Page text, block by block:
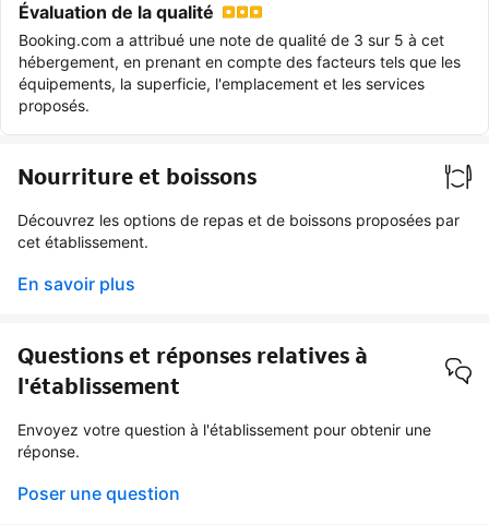
Évaluation de la qualité
Booking.com a attribué une note de qualité de 3 sur 5 à cet
hébergement, en prenant en compte des facteurs tels que les
équipements, la superficie, l'emplacement et les services
proposés.
Nourriture et boissons
Découvrez les options de repas et de boissons proposées par
cet établissement.
En savoir plus
Questions et réponses relatives à
l'établissement
Envoyez votre question à l'établissement pour obtenir une
réponse.
Poser une question